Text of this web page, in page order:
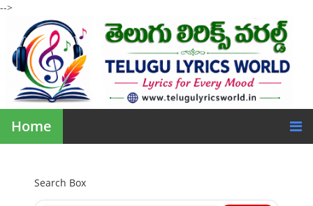
-->
Home
Search Box